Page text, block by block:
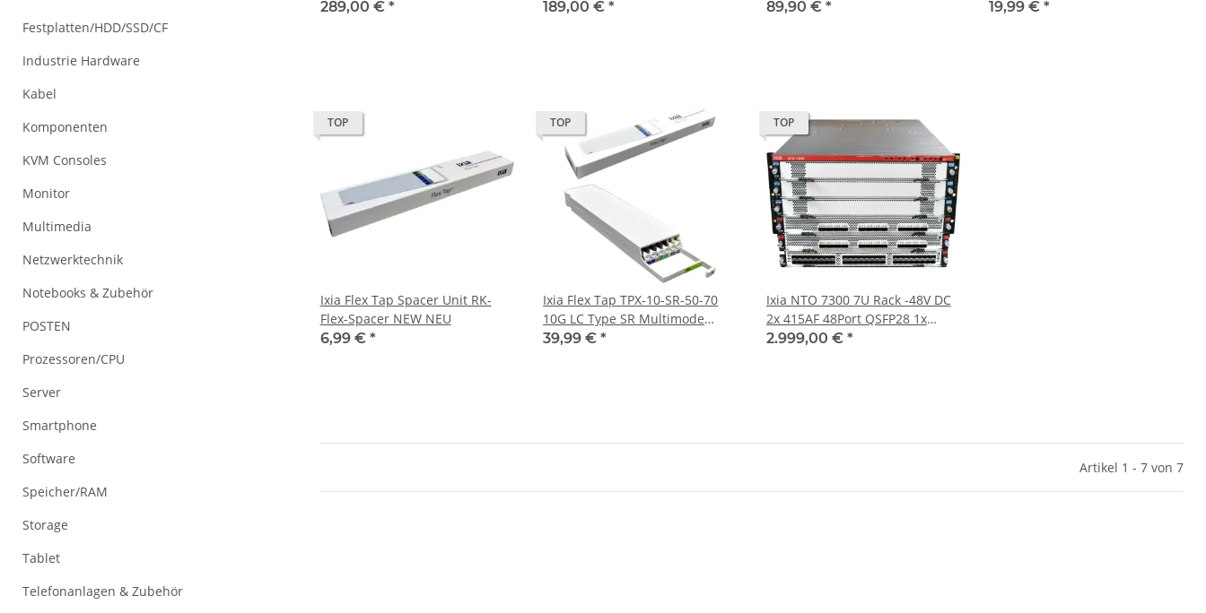
SR-50-70-MTP
289,00 € *
SR-50-50-BD
189,00 €*
SR-50-50-BD
89,90 € *
Aqua NEW NEU
19,99 €*
TOP
Ixia Flex Tap Spacer Unit RK-
Flex-Spacer NEW NEU
6,99 € *
TOP
Ixia Flex Tap TPX-10-SR-50-70
10G LC Type SR Multimode
70/30 Split Ratio NEW NEU
39,99 €*
TOP
Ixia NTO 7300 7U Rack -48V DC
2x 415AF 48Port QSFP28 1x
212AF 48Port SFP+ 3x Blank LC
2.999,00 € *
Artikel 1 - 7 von 7
Festplatten/HDD/SSD/CF
Industrie Hardware
Kabel
Komponenten
KVM Consoles
Monitor
Multimedia
Netzwerktechnik
Notebooks & Zubehör
POSTEN
Prozessoren/CPU
Server
Smartphone
Software
Speicher/RAM
Storage
Tablet
Telefonanlagen & Zubehör